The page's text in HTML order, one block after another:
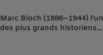
Marc Bloch (1886–1944) l'un
des plus grands historiens